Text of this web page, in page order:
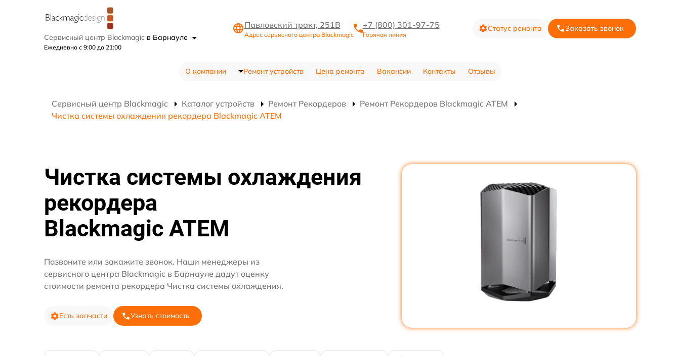
Сервисный центр Blackmagic в Барнауле
Ежедневно с 9:00 до 21:00
Павловский тракт, 251В
Адрес сервисного центра Blackmagic
+7 (800) 301-97-75
Горячая линия
Статус ремонта Заказать звонок
О компании Ремонт устройств Цена ремонта Вакансии Контакты Отзывы
Сервисный центр Blackmagic Каталог устройств Ремонт Рекордеров
Ремонт Рекордеров Blackmagic ATEM
Чистка системы охлаждения рекордера Blackmagic ATEM
Чистка системы охлаждения
рекордера
Blackmagic ATEM
Позвоните или закажите звонок. Наши менеджеры из
сервисного центра Blackmagic в Барнауле дадут оценку
стоимости ремонта рекордера Чистка системы охлаждения.
Есть запчасти Узнать стоимость